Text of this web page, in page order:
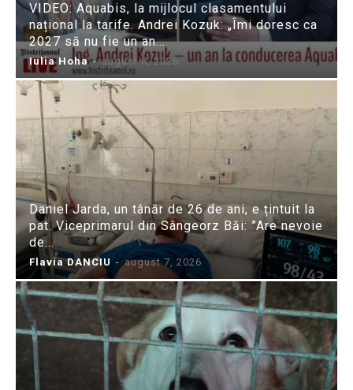
VIDEO: Aquabis, la mijlocul clasamentului
național la tarife. Andrei Kozuk: „Îmi doresc ca
2027 să nu fie un an...
Iulia Hoha - august 8, 2026
Daniel Jarda, un tânăr de 26 de ani, e țintuit la
pat. Viceprimarul din Sângeorz Băi: ”Are nevoie
de...
Flavia DANCIU - august 7, 2026